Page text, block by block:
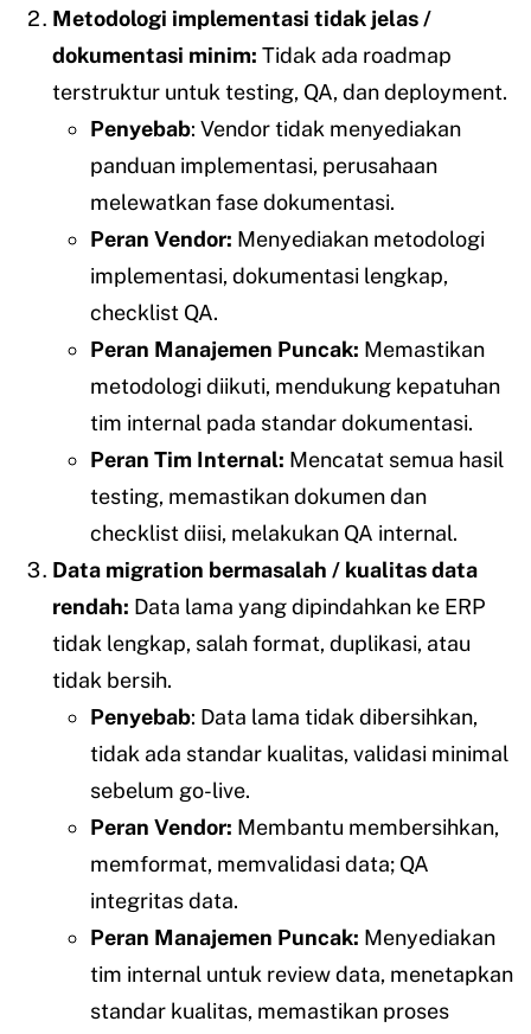
Metodologi implementasi tidak jelas /
dokumentasi minim: Tidak ada roadmap
terstruktur untuk testing, QA, dan deployment.
Penyebab: Vendor tidak menyediakan
panduan implementasi, perusahaan
melewatkan fase dokumentasi.
Peran Vendor: Menyediakan metodologi
implementasi, dokumentasi lengkap,
checklist QA.
Peran Manajemen Puncak: Memastikan
metodologi diikuti, mendukung kepatuhan
tim internal pada standar dokumentasi.
Peran Tim Internal: Mencatat semua hasil
testing, memastikan dokumen dan
checklist diisi, melakukan QA internal.
Data migration bermasalah / kualitas data
rendah: Data lama yang dipindahkan ke ERP
tidak lengkap, salah format, duplikasi, atau
tidak bersih.
Penyebab: Data lama tidak dibersihkan,
tidak ada standar kualitas, validasi minimal
sebelum go-live.
Peran Vendor: Membantu membersihkan,
memformat, memvalidasi data; QA
integritas data.
Peran Manajemen Puncak: Menyediakan
tim internal untuk review data, menetapkan
standar kualitas, memastikan proses